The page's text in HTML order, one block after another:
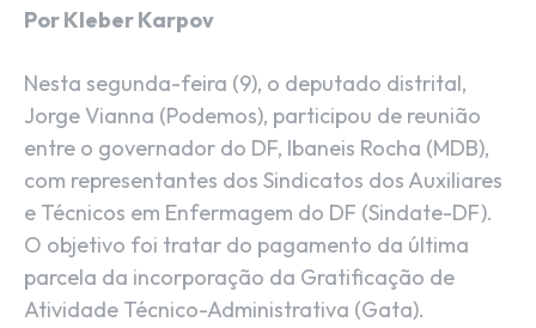
Por Kleber Karpov
Nesta segunda-feira (9), o deputado distrital,
Jorge Vianna (Podemos), participou de reunião
entre o governador do DF, Ibaneis Rocha (MDB),
com representantes dos Sindicatos dos Auxiliares
e Técnicos em Enfermagem do DF (Sindate-DF).
O objetivo foi tratar do pagamento da última
parcela da incorporação da Gratificação de
Atividade Técnico-Administrativa (Gata).